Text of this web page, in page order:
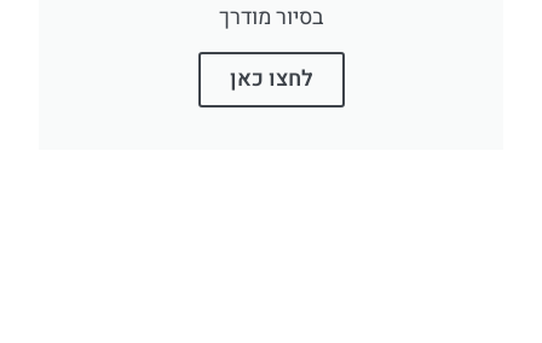
בסיור מודרך
לחצו כאן